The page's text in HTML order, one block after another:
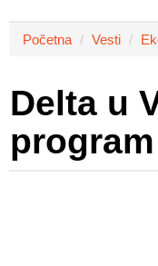
Početna Vesti
Delta u